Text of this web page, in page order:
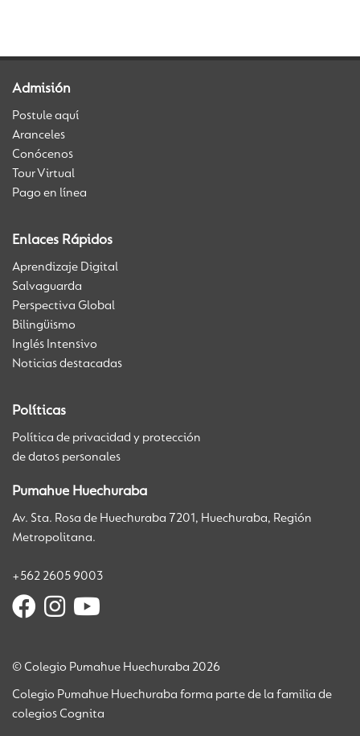
Admisión
Postule aquí
Aranceles
Conócenos
Tour Virtual
Pago en línea
Enlaces Rápidos
Aprendizaje Digital
Salvaguarda
Perspectiva Global
Bilingüismo
Inglés Intensivo
Noticias destacadas
Políticas
Política de privacidad y protección
de datos personales
Pumahue Huechuraba
Av. Sta. Rosa de Huechuraba 7201, Huechuraba, Región
Metropolitana.
+562 2605 9003
© Colegio Pumahue Huechuraba 2026
Colegio Pumahue Huechuraba forma parte de la familia de
colegios Cognita